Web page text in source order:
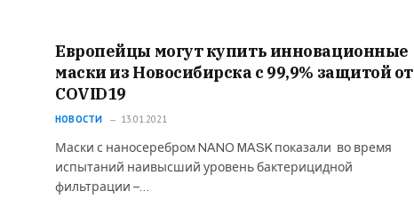
Европейцы могут купить инновационные
маски из Новосибирска с 99,9% защитой от
COVID19
НОВОСТИ 13.01.2021
Маски с наносеребром NANO MASK показали во время
испытаний наивысший уровень бактерицидной
фильтрации –…